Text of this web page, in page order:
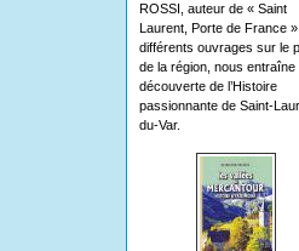
ROSSI, auteur de « Saint
Laurent, Porte de France
différents ouvrages sur le
de la région, nous entraîne
découverte de l’Histoire
passionnante de Saint-
du-Var.